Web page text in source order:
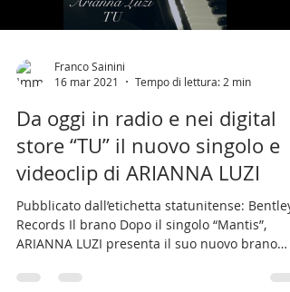
Franco Sainini
16 mar 2021
Tempo di lettura: 2 min
Da oggi in radio e nei digital
store “TU” il nuovo singolo e
videoclip di ARIANNA LUZI
Pubblicato dall’etichetta statunitense: Bentley
Records Il brano Dopo il singolo “Mantis”,
ARIANNA LUZI presenta il suo nuovo brano